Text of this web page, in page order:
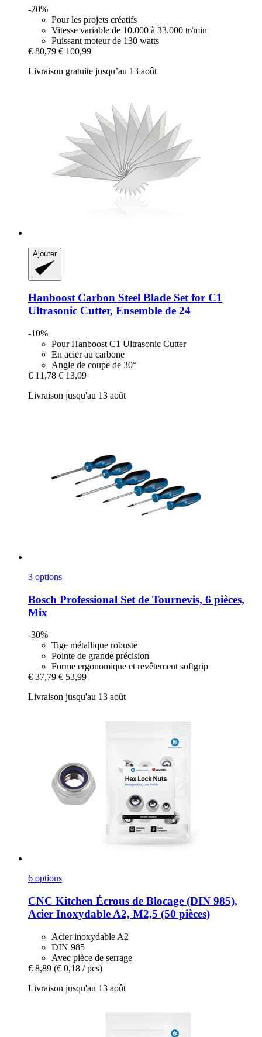
-20%
Pour les projets créatifs
Vitesse variable de 10.000 à 33.000 tr/min
Puissant moteur de 130 watts
€ 80,79 € 100,99
Livraison gratuite jusqu’au 13 août
Ajouter
HanboostCarbon Steel Blade Set for C1
Ultrasonic Cutter, Ensemble de 24
-10%
Pour Hanboost C1 Ultrasonic Cutter
En acier au carbone
Angle de coupe de 30°
€ 11,78 € 13,09
Livraison jusqu'au 13 août
3 options
Bosch Professional Set de Tournevis, 6 pièces,
Mix
-30%
Tige métallique robuste
Pointe de grande précision
Forme ergonomique et revêtement softgrip
€ 37,79 € 53,99
Livraison jusqu'au 13 août
6 options
CNC Kitchen Écrous de Blocage (DIN 985),
Acier Inoxydable A2, M2,5 (50 pièces)
Acier inoxydable A2
DIN 985
Avec pièce de serrage
€ 8,89 (€ 0,18 / pcs)
Livraison jusqu'au 13 août